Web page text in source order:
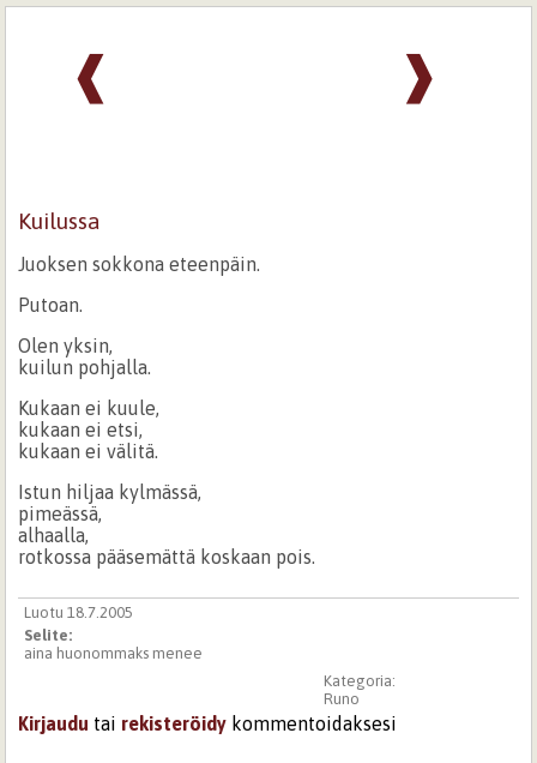
❱
❰
Kuilussa
Juoksen sokkona eteenpäin.
Putoan.
Olen yksin,
kuilun pohjalla.
Kukaan ei kuule,
kukaan ei etsi,
kukaan ei välitä.
Istun hiljaa kylmässä,
pimeässä,
alhaalla,
rotkossa pääsemättä koskaan pois.
Luotu 18.7.2005
Selite:
aina huonommaks menee
Kategoria:
Runo
Kirjaudu tai rekisteröidy kommentoidaksesi